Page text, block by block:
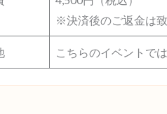
※決済後のご返金は致
こちらのイベントで